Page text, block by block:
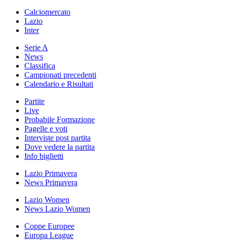
Calciomercato
Lazio
Inter
Serie A
News
Classifica
Campionati precedenti
Calendario e Risultati
Partite
Live
Probabile Formazione
Pagelle e voti
Interviste post partita
Dove vedere la partita
Info biglietti
Lazio Primavera
News Primavera
Lazio Women
News Lazio Women
Coppe Europee
Europa League